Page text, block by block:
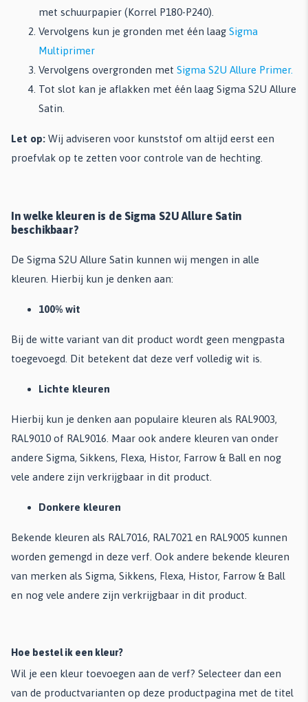
met schuurpapier (Korrel P180-P240).
Vervolgens kun je gronden met één laag Sigma
Multiprimer
Vervolgens overgronden met Sigma S2U Allure Primer.
Tot slot kan je aflakken met één laag Sigma S2U Allure
Satin.
Let op: Wij adviseren voor kunststof om altijd eerst een
proefvlak op te zetten voor controle van de hechting.
In welke kleuren is de Sigma S2U Allure Satin
beschikbaar?
De Sigma S2U Allure Satin kunnen wij mengen in alle
kleuren. Hierbij kun je denken aan:
100% wit
Bij de witte variant van dit product wordt geen mengpasta
toegevoegd. Dit betekent dat deze verf volledig wit is.
Lichte kleuren
Hierbij kun je denken aan populaire kleuren als RAL9003,
RAL9010 of RAL9016. Maar ook andere kleuren van onder
andere Sigma, Sikkens, Flexa, Histor, Farrow & Ball en nog
vele andere zijn verkrijgbaar in dit product.
Donkere kleuren
Bekende kleuren als RAL7016, RAL7021 en RAL9005 kunnen
worden gemengd in deze verf. Ook andere bekende kleuren
van merken als Sigma, Sikkens, Flexa, Histor, Farrow & Ball
en nog vele andere zijn verkrijgbaar in dit product.
Hoe bestel ik een kleur?
Wil je een kleur toevoegen aan de verf? Selecteer dan een
van de productvarianten op deze productpagina met de titel